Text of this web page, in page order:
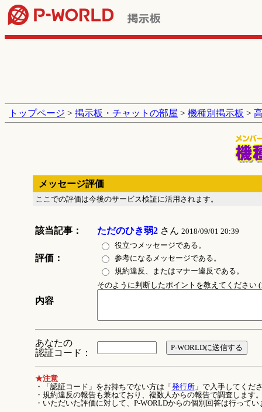
トップページ > 掲示板・チャットの部屋 > 機種別掲示板 >
メッセージ評価
ここでの評価は今後のサービス検証に活用されます。
該当記事： ただのひき弱2さん 2018/09/01 20:39
評価：
役立つメッセージである。
参考になるメッセージである。
規約違反、またはマナー違反である。
内容
そのように判断したポイントを教えてください
あなたの
認証コード：
★注意
・「認証コード」をお持ちでない方は「 発行所」で入手してくだ
・規約違反の報告も兼ねており、複数人からの報告で調査します
・いただいた評価に対して、P-WORLDからの個別回答は行ってい